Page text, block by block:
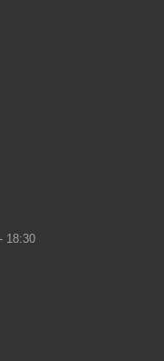
18:30